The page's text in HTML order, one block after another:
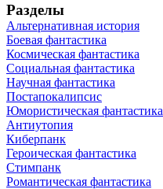
Разделы
Альтернативная история
Боевая фантастика
Космическая фантастика
Социальная фантастика
Научная фантастика
Постапокалипсис
Юмористическая фантастика
Антиутопия
Киберпанк
Героическая фантастика
Стимпанк
Романтическая фантастика